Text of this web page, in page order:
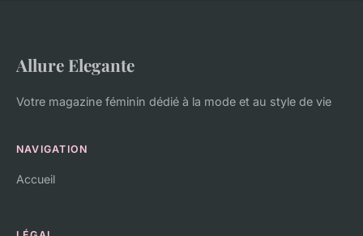
Allure Elegante
Votre magazine féminin dédié à la mode et au style de vie
NAVIGATION
Accueil